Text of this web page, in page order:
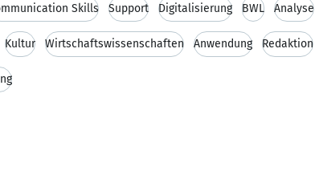
Skills Support Digitalisierung BWL Analyse
Kultur Wirtschaftswissenschaften Anwendung Redaktion